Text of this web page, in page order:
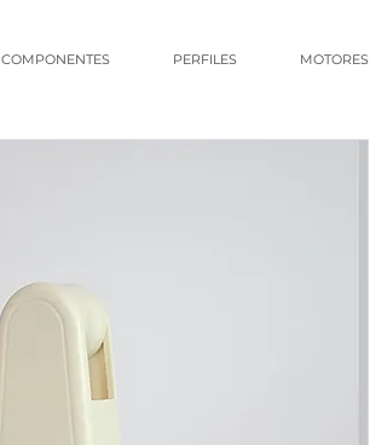
COMPONENTES PERFILES MOTORES